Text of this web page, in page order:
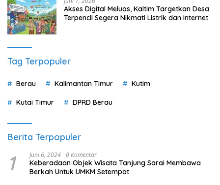
Akses Digital Meluas, Kaltim Targetkan Desa
Terpencil Segera Nikmati Listrik dan Internet
Tag Terpopuler
Berau Kalimantan Timur Kutim
Kutai Timur DPRD Berau
Berita Terpopuler
1 Juni 6, 2024 0 Komentar
Keberadaan Objek Wisata Tanjung Sarai Membawa
Berkah Untuk UMKM Setempat